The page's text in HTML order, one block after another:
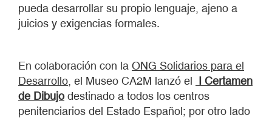
pueda desarrollar su propio lenguaje, ajeno a
juicios y exigencias formales.
En colaboración con la ONG Solidarios para el
Desarrollo , el Museo CA2M lanzó el I Certamen
de Dibujo destinado a todos los centros
penitenciarios del Estado Español; por otro lado